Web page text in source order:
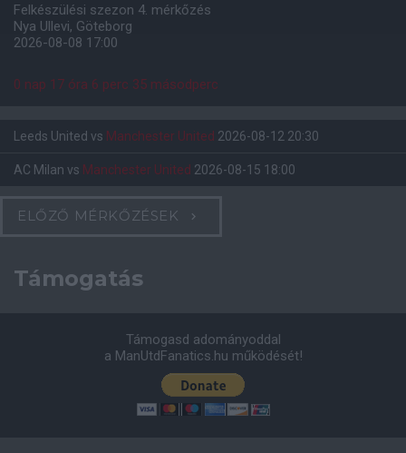
Felkészülési szezon 4. mérkőzés
Nya Ullevi, Göteborg
2026-08-08 17:00
0 nap 17 óra 6 perc 34 másodperc
Leeds United vs Manchester United 2026-08-12 20:30
AC Milan vs Manchester United 2026-08-15 18:00
ELŐZŐ MÉRKŐZÉSEK
Támogatás
Támogasd adományoddal
a ManUtdFanatics.hu működését!